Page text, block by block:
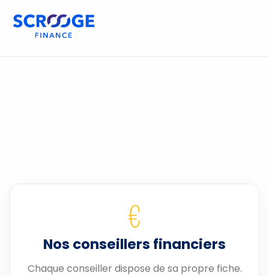
€
Nos conseillers financiers
Chaque conseiller dispose de sa propre fiche.